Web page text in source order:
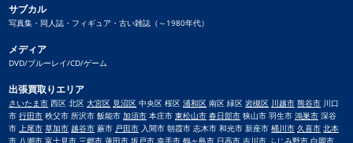
サブカル
写真集・同人誌・フィギュア・古い雑誌（～1980年代）
メディア
DVD/ブルーレイ/CD/ゲーム
出張買取りエリア
さいたま市 西区 北区大宮区 見沼区 中央区 桜区浦和区 南区 緑区岩槻区 川越市 熊谷市 川口
市行田市 秩父市 所沢市 飯能市加須市 本庄市東松山市 春日部市 狭山市 羽生市鴻巣市 深谷
市 上尾市 草加市 越谷市 蕨市 戸田市 入間市 朝霞市 志木市 和光市 新座市桶川市 久喜市 北本
市 八潮市 富士見市 三郷市 蓮田市坂戸市 幸手市鶴ヶ島市 日高市 吉川市 ふじみ野市 白岡市